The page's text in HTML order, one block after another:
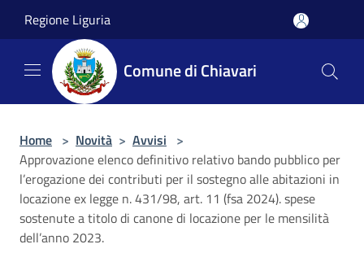
Regione Liguria
Comune di Chiavari
Home > Novità > Avvisi >
Approvazione elenco definitivo relativo bando pubblico per
l’erogazione dei contributi per il sostegno alle abitazioni in
locazione ex legge n. 431/98, art. 11 (fsa 2024). spese
sostenute a titolo di canone di locazione per le mensilità
dell’anno 2023.